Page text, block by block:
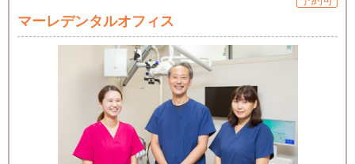
マーレデンタルオフィス